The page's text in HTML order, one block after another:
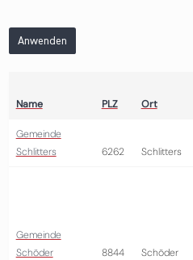
Anwenden
Name PLZ Ort
Gemeinde
Schlitters
6262 Schlitters
Gemeinde
Schöder
8844 Schöder